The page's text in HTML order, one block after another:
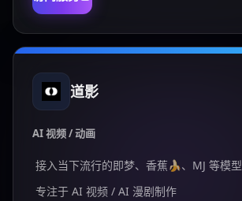
道影
AI 视频 / 动画
接入当下流行的即梦、香蕉🍌、MJ 等模型
专注于 AI 视频 / AI 漫剧制作